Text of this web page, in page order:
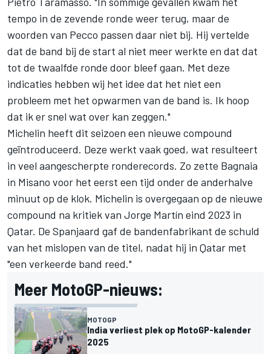
tempo in de zevende ronde weer terug, maar de
woorden van Pecco passen daar niet bij. Hij vertelde
dat de band bij de start al niet meer werkte en dat dat
tot de twaalfde ronde door bleef gaan. Met deze
indicaties hebben wij het idee dat het niet een
probleem met het opwarmen van de band is. Ik hoop
dat ik er snel wat over kan zeggen."
Michelin heeft dit seizoen een nieuwe compound
geïntroduceerd. Deze werkt vaak goed, wat resulteert
in veel aangescherpte ronderecords. Zo zette Bagnaia
in Misano voor het eerst een tijd onder de anderhalve
minuut op de klok. Michelin is overgegaan op de nieuwe
compound na kritiek van Jorge Martín eind 2023 in
Qatar. De Spanjaard gaf de bandenfabrikant de schuld
van het mislopen van de titel, nadat hij in Qatar met
"een verkeerde band reed."
Meer MotoGP-nieuws:
MOTOGP
India verliest plek op MotoGP-kalender
2025